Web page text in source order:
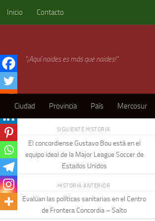
Skip to content
Inicio Contacto
"¡Aquí naides es más que naides!"
Ciudad Provincia País Mercosur
SIGUIENTE HISTORIA
El concordiense Gustavo Bou está en el
equipo ideal de la Major League Soccer de
Estados Unidos
HISTORIA ANTERIOR
Evalúan las políticas sanitarias en el Centro
de Frontera Concordia – Salto